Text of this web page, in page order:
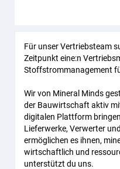
Für unser Vertriebsteam
Zeitpunkt eine:n
Stoffstrommanagement
Wir von Mineral Minds
der Bauwirtschaft aktiv
digitalen Plattform
Lieferwerke, Verwerter
ermöglichen es ihnen,
wirtschaftlich und
unterstützt du uns.